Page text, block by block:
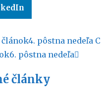
článok4. pôstna nedeľa C
6. pôstna nedeľa
články